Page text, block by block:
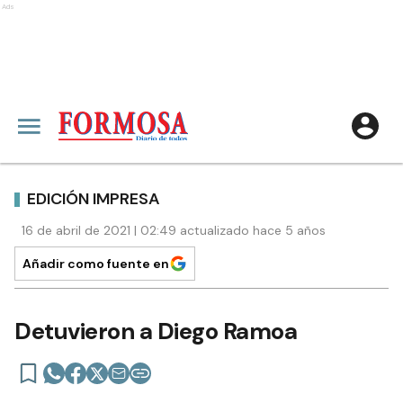
Ads
EDICIÓN IMPRESA
16 de abril de 2021 | 02:49 actualizado hace 5 años
Añadir como fuente en
Detuvieron a Diego Ramoa